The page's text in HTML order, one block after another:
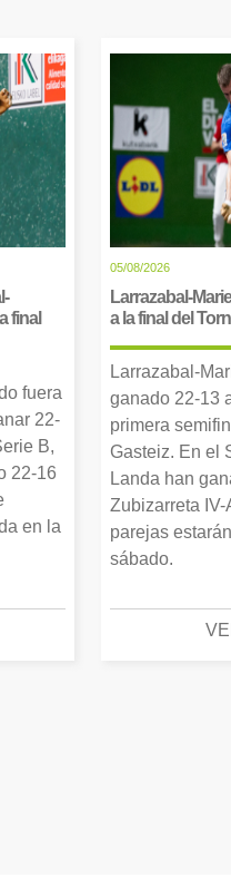
final
fuera
22-
B,
22-16
en la
05/08/2026
Larrazabal-
a la final del
Larrazabal-
ganado 22-13
primera
Gasteiz. En el
Landa han
Zubizarreta
parejas
sábado.